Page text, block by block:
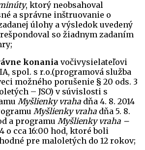
, ktorý neobsahoval
a správne inštruovanie o
úlohy a výsledok uvedený
so žiadnym zadaním
konania vočivysielateľovi
spol. s r.o.(programová služba
možného porušenie § 20 ods. 3
– JSO) v súvislosti s
Myšlienky vraha dňa 4. 8. 2014
Myšlienky vraha dňa 5. 8.
a programu Myšlienky vraha –
o cca 16:00 hod, ktoré boli
pre maloletých do 12 rokov;